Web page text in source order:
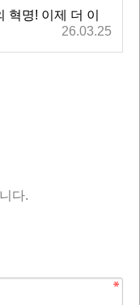
혁명! 이제 더 이
26.03.25
다.